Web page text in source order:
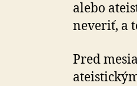
alebo
neveriť, a
Pred